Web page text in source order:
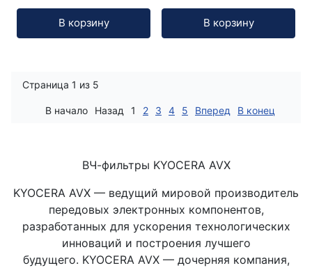
В корзину В корзину
Страница 1 из 5
В начало Назад 1 2 3 4 5 Вперед В конец
ВЧ-фильтры KYOCERA AVX
KYOCERA AVX — ведущий мировой производитель
передовых электронных компонентов,
разработанных для ускорения технологических
инноваций и построения лучшего
будущего. KYOCERA AVX — дочерняя компания,